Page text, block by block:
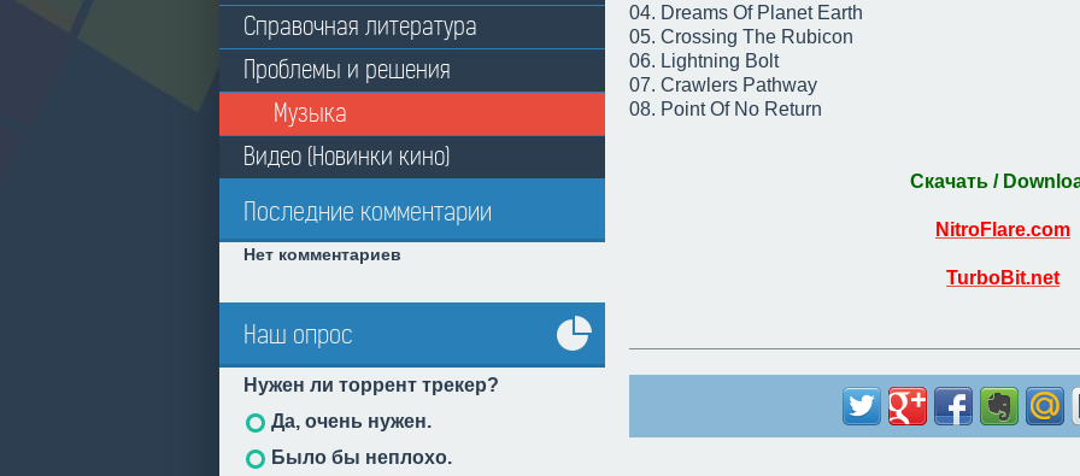
Справочная литература
Проблемы и решения
Музыка
Видео (Новинки кино)
Последние комментарии
Нет комментариев
Наш опрос
Все
Нужен ли торрент трекер?
Да, очень нужен.
Было бы неплохо.
04. Dreams Of Planet Earth
05. Crossing The Rubicon
06. Lightning Bolt
07. Crawlers Pathway
08. Point Of No Return
Скачать /
NitroFlare.com
TurboBit.net